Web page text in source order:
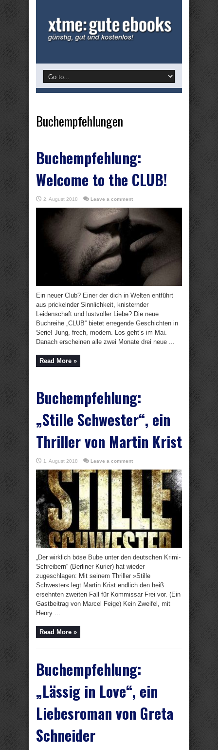
Buchempfehlungen
Buchempfehlung:
Welcome to the CLUB!
2. August 2018 Leave a comment
Ein neuer Club? Einer der dich in Welten entführt
aus prickelnder Sinnlichkeit, knisternder
Leidenschaft und lustvoller Liebe? Die neue
Buchreihe „CLUB“ bietet erregende Geschichten in
Serie! Jung, frech, modern. Los geht’s im Mai.
Danach erscheinen alle zwei Monate drei neue ...
Read More »
Buchempfehlung:
„Stille Schwester“, ein
Thriller von Martin Krist
1. August 2018 Leave a comment
„Der wirklich böse Bube unter den deutschen Krimi-
Schreibern“ (Berliner Kurier) hat wieder
zugeschlagen: Mit seinem Thriller »Stille
Schwester« legt Martin Krist endlich den heiß
ersehnten zweiten Fall für Kommissar Frei vor. (Ein
Gastbeitrag von Marcel Feige) Kein Zweifel, mit
Henry ...
Read More »
Buchempfehlung:
„Lässig in Love“, ein
Liebesroman von Greta
Schneider